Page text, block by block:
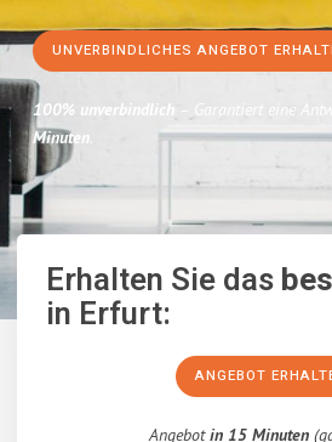
UNVERBINDLICHES ANGEBOT
100% unverbindlich – Garantiert eine
Minuten.
Erhalten Sie das
in Erfurt:
ANGEBOT
Angebotin 15 Minuten